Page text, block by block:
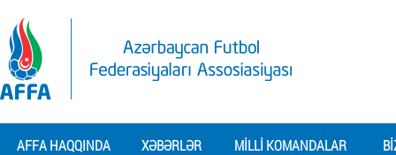
AFFA HAQQINDA XƏBƏRLƏR MILLI KOMANDALAR